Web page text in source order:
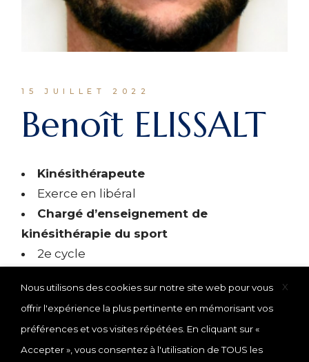
15 JUILLET 2022
Benoît ELISSALT
Kinésithérapeute
Exerce en libéral
Chargé d’enseignement de
kinésithérapie du sport
2e cycle
X
Nous utilisons des cookies sur notre site web pour vous
offrir l'expérience la plus pertinente en mémorisant vos
préférences et vos visites répétées. En cliquant sur «
Accepter », vous consentez à l'utilisation de TOUS les